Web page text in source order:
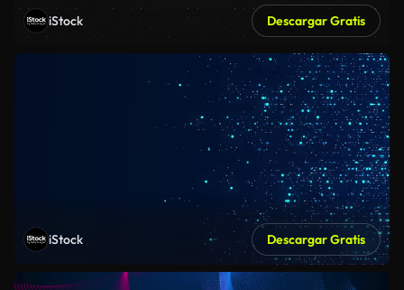
iStock Descargar Gratis
iStock Descargar Gratis